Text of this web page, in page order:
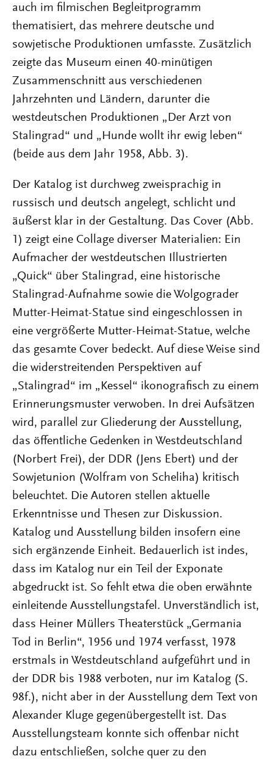
auch im filmischen Begleitprogramm
thematisiert, das mehrere deutsche und
sowjetische Produktionen umfasste. Zusätzlich
zeigte das Museum einen 40-minütigen
Zusammenschnitt aus verschiedenen
Jahrzehnten und Ländern, darunter die
westdeutschen Produktionen „Der Arzt von
Stalingrad“ und „Hunde wollt ihr ewig leben“
(beide aus dem Jahr 1958, Abb. 3).
Der Katalog ist durchweg zweisprachig in
russisch und deutsch angelegt, schlicht und
äußerst klar in der Gestaltung. Das Cover (Abb.
1) zeigt eine Collage diverser Materialien: Ein
Aufmacher der westdeutschen Illustrierten
„Quick“ über Stalingrad, eine historische
Stalingrad-Aufnahme sowie die Wolgograder
Mutter-Heimat-Statue sind eingeschlossen in
eine vergrößerte Mutter-Heimat-Statue, welche
das gesamte Cover bedeckt. Auf diese Weise sind
die widerstreitenden Perspektiven auf
„Stalingrad“ im „Kessel“ ikonografisch zu einem
Erinnerungsmuster verwoben. In drei Aufsätzen
wird, parallel zur Gliederung der Ausstellung,
das öffentliche Gedenken in Westdeutschland
(Norbert Frei), der DDR (Jens Ebert) und der
Sowjetunion (Wolfram von Scheliha) kritisch
beleuchtet. Die Autoren stellen aktuelle
Erkenntnisse und Thesen zur Diskussion.
Katalog und Ausstellung bilden insofern eine
sich ergänzende Einheit. Bedauerlich ist indes,
dass im Katalog nur ein Teil der Exponate
abgedruckt ist. So fehlt etwa die oben erwähnte
einleitende Ausstellungstafel. Unverständlich ist,
dass Heiner Müllers Theaterstück „Germania
Tod in Berlin“, 1956 und 1974 verfasst, 1978
erstmals in Westdeutschland aufgeführt und in
der DDR bis 1988 verboten, nur im Katalog (S.
98f.), nicht aber in der Ausstellung dem Text von
Alexander Kluge gegenübergestellt ist. Das
Ausstellungsteam konnte sich offenbar nicht
dazu entschließen, solche quer zu den